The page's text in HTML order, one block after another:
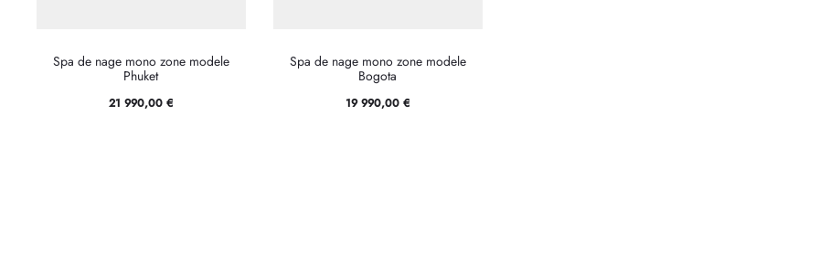
Spa de nage mono zone modele
Phuket
21 990,00€
Spa de nage mono zone modele
Bogota
19 990,00€